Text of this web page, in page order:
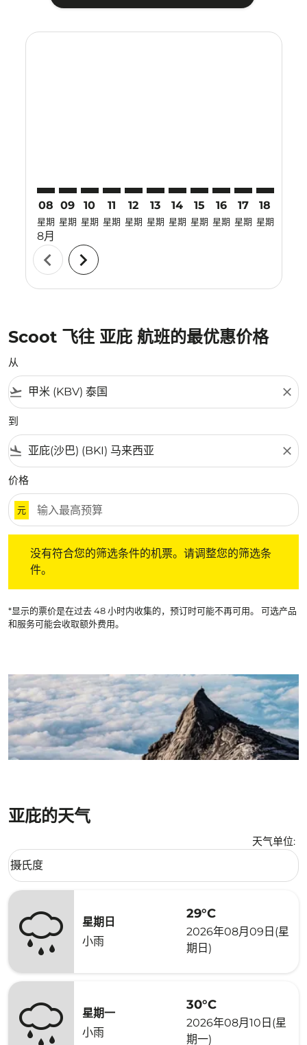
08
星期
8月
09
星期
10
星期
11
星期
12
星期
13
星期
14
星期
15
星期
16
星期
17
星期
18
星期
chevron_left chevron_right
Scoot 飞往 亚庇 航班的最优惠价格
从
flight_takeoff close
到
flight_land close
价格
元
没有符合您的筛选条件的机票。请调整您的筛选条
件。
*显示的票价是在过去 48 小时内收集的，预订时可能不再可用。 可选产品
和服务可能会收取额外费用。
亚庇的天气
天气单位:
Weather unit option 摄氏度 Selected
摄氏度
keyboard_arrow_down
星期日
小雨
29°C
2026年08月09日(星
期日)
星期一
小雨
30°C
2026年08月10日(星
期一)